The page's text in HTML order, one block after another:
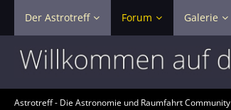
Der Astrotreff Forum Galerie
Astrotreff - Die Astronomie und Raumfahrt Community